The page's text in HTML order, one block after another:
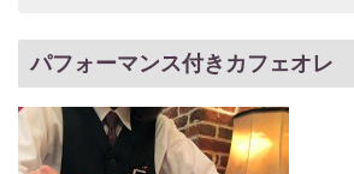
パフォーマンス付きカフェオレ